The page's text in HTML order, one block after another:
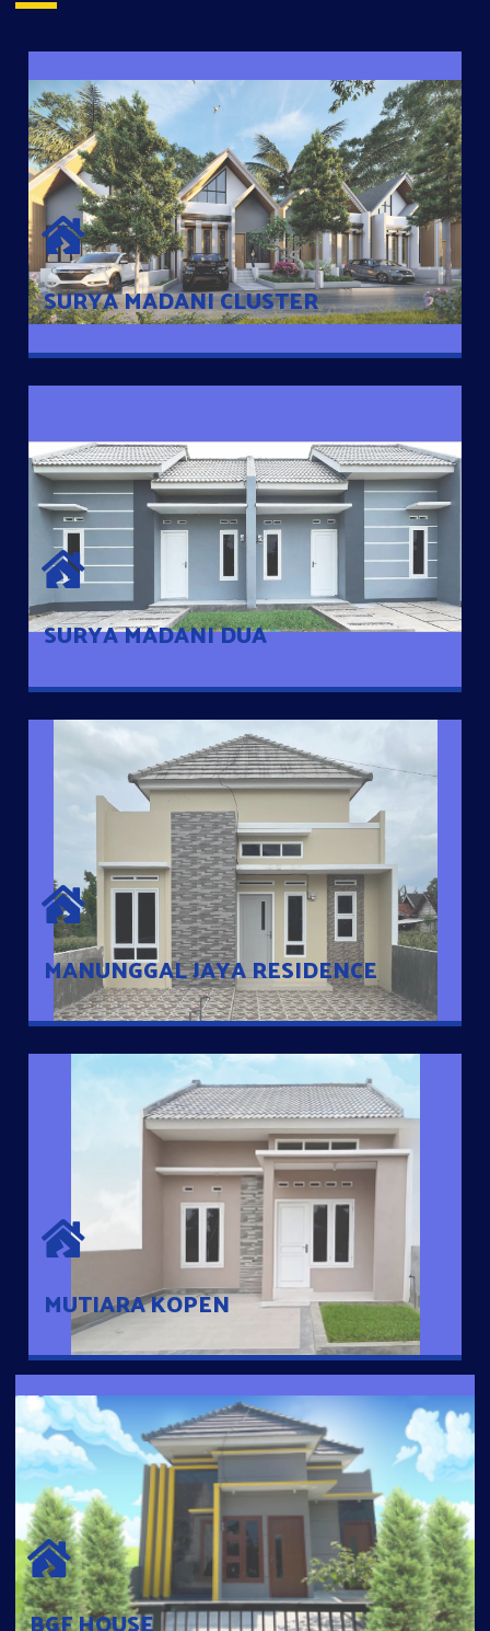
SURYA MADANI CLUSTER
SURYA MADANI CLUSTER
Desain Modern Minimalis dengan Konsep Rumah Pintar
Sehingga Memudahkan Penghuni mengakses rumahnya
dengan Ponsel
SURYA MADANI DUA
SURYA MADANI DUA
Satu-satunya Hunian nyaman dengan harga subsidi hanya 100
jutaan dengan lokasi strategis di Tuban
MANUNGGAL JAYA RESIDENCE
MANUNGGAL JAYA RESIDENCE
Cluster Exclusive dengan one Gate System, terdapat taman
mini dan memiliki jarak 200m dari jalan nasional serta dekat
dengan pusat kota
MUTIARA KOPEN
MUTIARA KOPEN
Hunian nyaman dengan suasana pedesaan. 10 menit dari pusat
kota, 2 menit dari Ring Road
BGF HOUSE
Hunian Mewah Pusat Kota dengan fasilitas Free Desain, Dapur,
Parkir Mobil dengan 3 Kamar Tidur dan 2 Kamar Mandi.